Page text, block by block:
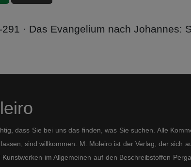
291 · Das Evangelium nach Johannes:
dass Sie bei uns das finden, was Sie suchen. Alle
sind willkommen. M. Moleiro ist der Verlag, der sich
im Allgemeinen auf den Beschreibstoffen